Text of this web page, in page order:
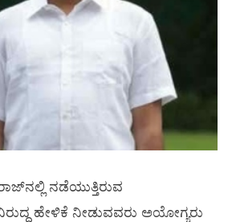
ನಡೆಯುತ್ತಿರುವ
ಹೇಳಿಕೆ ನೀಡುವವರು ಅಯೋಗ್ಯರು